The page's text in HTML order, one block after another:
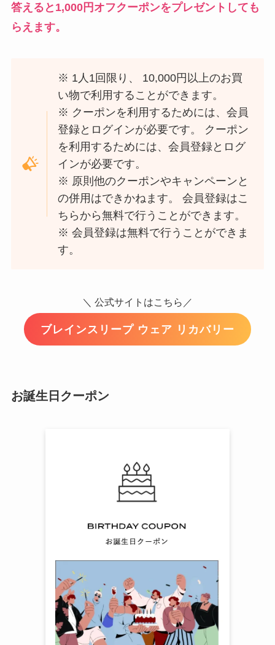
答えると1,000円オフクーポンをプレゼントしても
らえます。
※ 1人1回限り、 10,000円以上のお買
い物で利用することができます。
※ クーポンを利用するためには、会員
登録とログインが必要です。 クーポン
を利用するためには、会員登録とログ
インが必要です。
※ 原則他のクーポンやキャンペーンと
の併用はできかねます。 会員登録はこ
ちらから無料で行うことができます。
※ 会員登録は無料で行うことができま
す。
＼ 公式サイトはこちら／
ブレインスリープ ウェア リカバリー
お誕生日クーポン